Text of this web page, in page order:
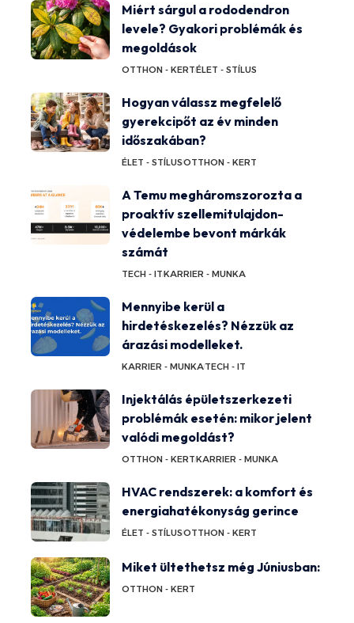
Miért sárgul a rododendron
levele? Gyakori problémák és
megoldások
OTTHON - KERTÉLET - STÍLUS
Hogyan válassz megfelelő
gyerekcipőt az év minden
időszakában?
ÉLET - STÍLUSOTTHON - KERT
A Temu megháromszorozta a
proaktív szellemitulajdon-
védelembe bevont márkák
számát
TECH - ITKARRIER - MUNKA
Mennyibe kerül a
hirdetéskezelés? Nézzük az
árazási modelleket.
KARRIER - MUNKATECH - IT
Injektálás épületszerkezeti
problémák esetén: mikor jelent
valódi megoldást?
OTTHON - KERTKARRIER - MUNKA
HVAC rendszerek: a komfort és
energiahatékonyság gerince
ÉLET - STÍLUSOTTHON - KERT
Miket ültethetsz még Júniusban:
OTTHON - KERT